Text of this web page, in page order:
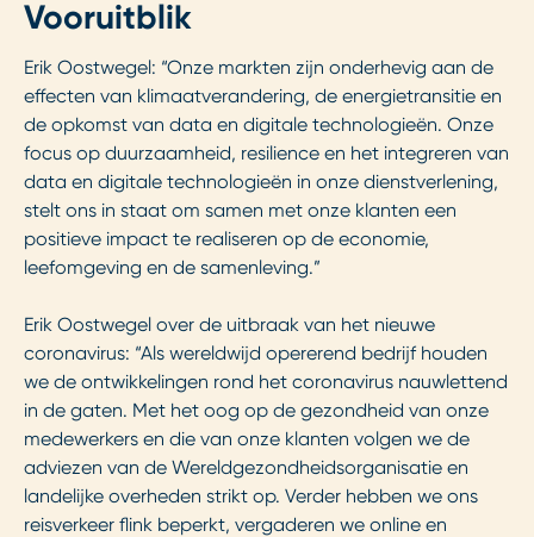
Vooruitblik
Erik Oostwegel: “Onze markten zijn onderhevig aan de
effecten van klimaatverandering, de energietransitie en
de opkomst van data en digitale technologieën. Onze
focus op duurzaamheid, resilience en het integreren van
data en digitale technologieën in onze dienstverlening,
stelt ons in staat om samen met onze klanten een
positieve impact te realiseren op de economie,
leefomgeving en de samenleving.”
Erik Oostwegel over de uitbraak van het nieuwe
coronavirus: “Als wereldwijd opererend bedrijf houden
we de ontwikkelingen rond het coronavirus nauwlettend
in de gaten. Met het oog op de gezondheid van onze
medewerkers en die van onze klanten volgen we de
adviezen van de Wereldgezondheidsorganisatie en
landelijke overheden strikt op. Verder hebben we ons
reisverkeer flink beperkt, vergaderen we online en